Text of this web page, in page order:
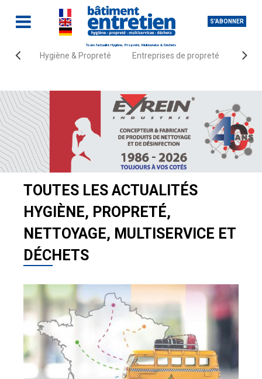
S'ABONNER
Toute l'actualité Hygiène, Propreté, Multiservice & Déchets
Hygiène & Propreté Entreprises de propreté
Accueil Actualités Entreprises de propreté
TOUTES LES ACTUALITÉS
HYGIÈNE, PROPRETÉ,
NETTOYAGE, MULTISERVICE ET
DÉCHETS